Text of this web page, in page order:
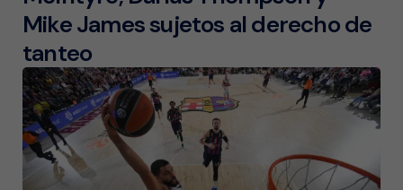
Mike James sujetos al derecho de
tanteo